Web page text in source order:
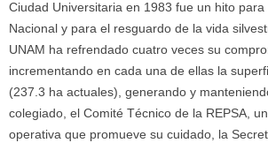
Ciudad Universitaria en 1983 fue un hito para
Nacional y para el resguardo de la vida
UNAM ha refrendado cuatro veces su
incrementando en cada una de ellas la
(237.3 ha actuales), generando y
colegiado, el Comité Técnico de la REPSA,
operativa que promueve su cuidado, la